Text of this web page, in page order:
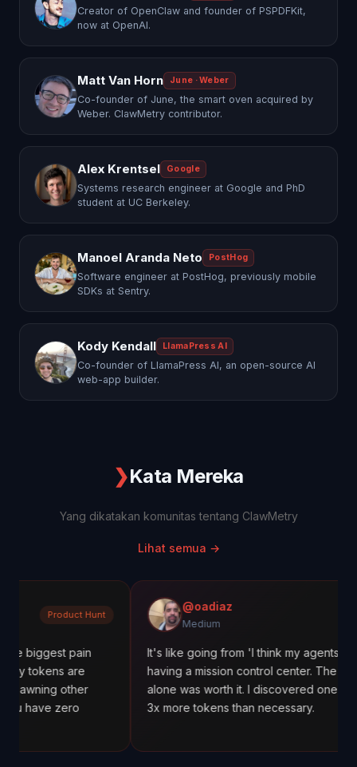
Creator of OpenClaw and founder of PSPDFKit,
now at OpenAI.
Matt Van Horn June · Weber
Co-founder of June, the smart oven acquired by
Weber. ClawMetry contributor.
Alex Krentsel Google
Systems research engineer at Google and PhD
student at UC Berkeley.
Manoel Aranda Neto PostHog
Software engineer at PostHog, previously mobile
SDKs at Sentry.
Kody Kendall LlamaPress AI
Co-founder of LlamaPress AI, an open-source AI
web-app builder.
❯Kata Mereka
Yang dikatakan komunitas tentang ClawMetry
Lihat semua →
pain
are
@oadiaz
Medium
It's like going from 'I think my agents are working'
having a mission control center. The cost tracking
alone was worth it. I discovered one agent was
3x more tokens than necessary.